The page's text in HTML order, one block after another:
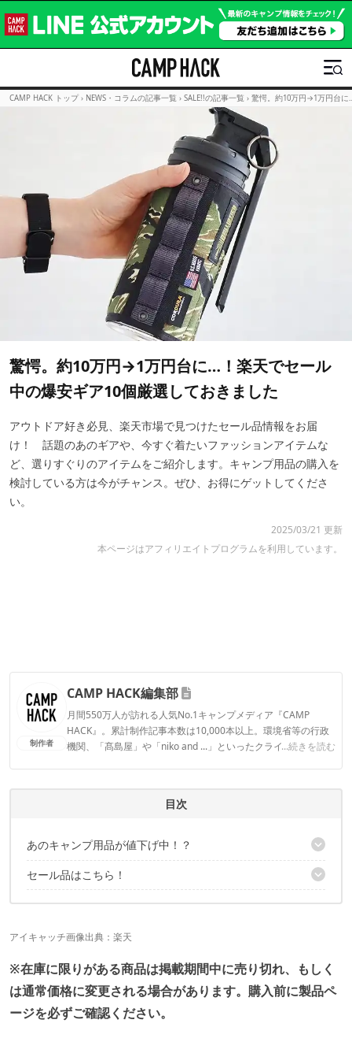
CAMP HACK トップ › NEWS・コラムの記事一覧 › SALE!!の記事一覧 › 驚愕。約10万円→1万円台に
驚愕。約10万円→1万円台に…！楽天でセール
中の爆安ギア10個厳選しておきました
アウトドア好き必見、楽天市場で見つけたセール品情報をお届
け！ 話題のあのギアや、今すぐ着たいファッションアイテムな
ど、選りすぐりのアイテムをご紹介します。キャンプ用品の購入を
検討している方は今がチャンス。ぜひ、お得にゲットしてくださ
い。
2025/03/21 更新
本ページはアフィリエイトプログラムを利用しています。
制作者
CAMP HACK編集部
月間550万人が訪れる人気No.1キャンプメディア『CAMP
HACK』。累計制作記事本数は10,000本以上。環境省等の行政
機関、「髙島屋」や「niko and ...」といったクライアントとの
...続きを読む
CAMP HACK編集部のプロフィール
目次
あのキャンプ用品が値下げ中！？
こちらの記事でもセール品を紹介中！
セール品はこちら！
アイキャッチ画像出典： 楽天
※在庫に限りがある商品は掲載期間中に売り切れ、もしく
は通常価格に変更される場合があります。購入前に製品ペ
ージを必ずご確認ください。